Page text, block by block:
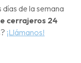
de la semana
cerrajeros 24
¡Llámanos!